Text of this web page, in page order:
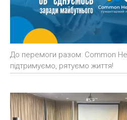
До перемоги разом: Common
підтримуємо, рятуємо життя!